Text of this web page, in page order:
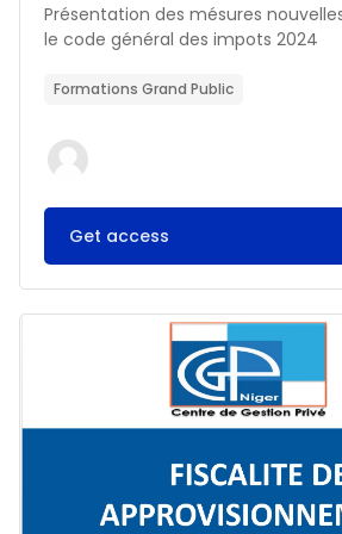
Résumé du cours :
Présentation des mésures
le code général des impots 2024
Formations Grand Public
Get access
Image du cours FISCALITE DES